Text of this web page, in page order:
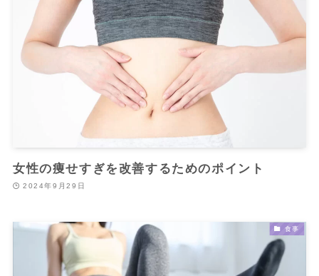
女性の痩せすぎを改善するためのポイント
2024年9月29日
食事